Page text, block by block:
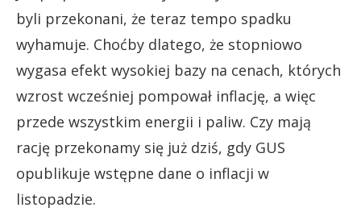
byli przekonani, że teraz tempo spadku
wyhamuje. Choćby dlatego, że stopniowo
wygasa efekt wysokiej bazy na cenach, których
wzrost wcześniej pompował inflację, a więc
przede wszystkim energii i paliw. Czy mają
rację przekonamy się już dziś, gdy GUS
opublikuje wstępne dane o inflacji w
listopadzie.